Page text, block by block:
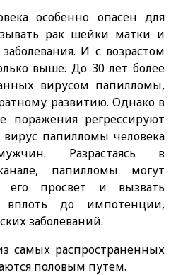
особенно опасен для
рак шейки матки и
И с возрастом
выше. До 30 лет более
вирусом папилломы,
развитию. Однако в
поражения регрессируют
папилломы человека
Разрастаясь в
папилломы могут
его просвет и вызвать
вплоть до импотенции,
заболеваний.
самых распространенных
половым путем.